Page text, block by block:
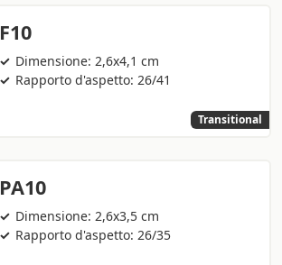
F10
Dimensione: 2,6x4,1 cm
Rapporto d'aspetto: 26/41
Transitional
PA10
Dimensione: 2,6x3,5 cm
Rapporto d'aspetto: 26/35